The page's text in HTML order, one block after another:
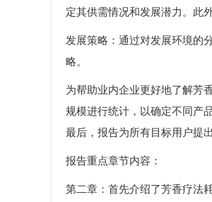
定其供需情况和发展潜力。此
发展策略：通过对发展环境的
略。
为帮助业内企业更好地了解芳
规模进行统计，以确定不同产
最后，报告为所有目标用户提
报告重点章节内容：
第二章：首先介绍了芳香疗法